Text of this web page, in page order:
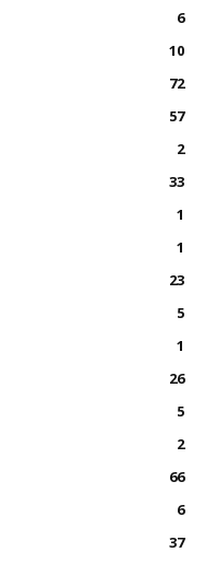
6
10
72
57
2
33
1
1
23
5
1
26
5
2
66
6
37